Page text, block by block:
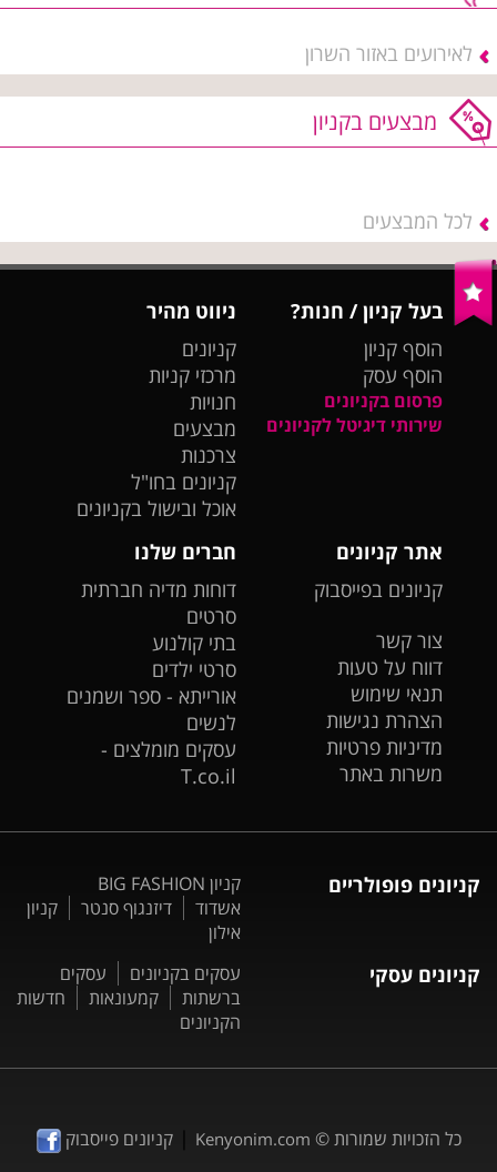
לאירועים באזור השרון
מבצעים בקניון
לכל המבצעים
בעל קניון / חנות?
הוסף קניון
הוסף עסק
פרסום בקניונים
שירותי דיגיטל לקניונים
ניווט מהיר
קניונים
מרכזי קניות
חנויות
מבצעים
צרכנות
קניונים בחו"ל
אוכל ובישול בקניונים
אתר קניונים
קניונים בפייסבוק
צור קשר
דווח על טעות
תנאי שימוש
הצהרת נגישות
מדיניות פרטיות
משרות באתר
חברים שלנו
דוחות מדיה חברתית
סרטים
בתי קולנוע
סרטי ילדים
אורייתא - ספר ושמנים
לנשים
עסקים מומלצים -
T.co.il
קניונים פופולריים
קניון BIG FASHION
אשדוד
דיזנגוף סנטר
קניון
אילון
קניונים עסקי עסקים בקניונים
עסקים
ברשתות
קמעונאות
חדשות
הקניונים
כל הזכויות שמורות © Kenyonim.com
|קניונים פייסבוק